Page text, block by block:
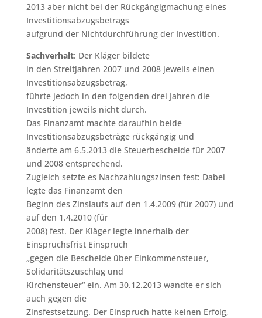
2013 aber nicht bei der Rückgängigmachung eines
Investitionsabzugsbetrags
aufgrund der Nichtdurchführung der Investition.
Sachverhalt: Der Kläger bildete
in den Streitjahren 2007 und 2008 jeweils einen
Investitionsabzugsbetrag,
führte jedoch in den folgenden drei Jahren die
Investition jeweils nicht durch.
Das Finanzamt machte daraufhin beide
Investitionsabzugsbeträge rückgängig und
änderte am 6.5.2013 die Steuerbescheide für 2007
und 2008 entsprechend.
Zugleich setzte es Nachzahlungszinsen fest: Dabei
legte das Finanzamt den
Beginn des Zinslaufs auf den 1.4.2009 (für 2007) und
auf den 1.4.2010 (für
2008) fest. Der Kläger legte innerhalb der
Einspruchsfrist Einspruch
„gegen die Bescheide über Einkommensteuer,
Solidaritätszuschlag und
Kirchensteuer“ ein. Am 30.12.2013 wandte er sich
auch gegen die
Zinsfestsetzung. Der Einspruch hatte keinen Erfolg,